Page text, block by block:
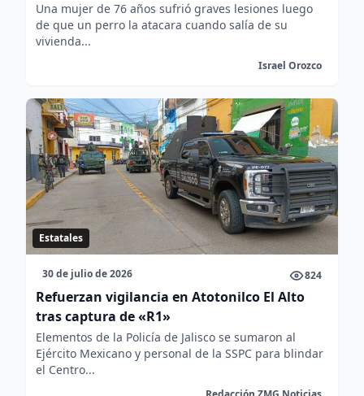
Una mujer de 76 años sufrió graves lesiones luego
de que un perro la atacara cuando salía de su
vivienda...
Israel Orozco
Estatales
30 de julio de 2026 824
Refuerzan vigilancia en Atotonilco El Alto
tras captura de «R1»
Elementos de la Policía de Jalisco se sumaron al
Ejército Mexicano y personal de la SSPC para blindar
el Centro...